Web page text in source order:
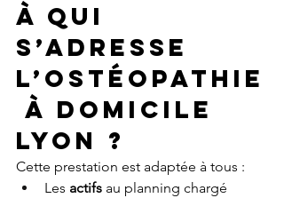
À qui
s’adresse
l’ostéopathie
à domicile
Lyon ?
Cette prestation est adaptée à tous :
Les actifs au planning chargé